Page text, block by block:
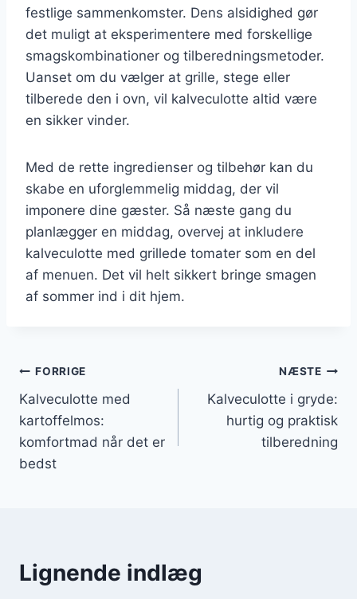
festlige sammenkomster. Dens alsidighed gør
det muligt at eksperimentere med forskellige
smagskombinationer og tilberedningsmetoder.
Uanset om du vælger at grille, stege eller
tilberede den i ovn, vil kalveculotte altid være
en sikker vinder.
Med de rette ingredienser og tilbehør kan du
skabe en uforglemmelig middag, der vil
imponere dine gæster. Så næste gang du
planlægger en middag, overvej at inkludere
kalveculotte med grillede tomater som en del
af menuen. Det vil helt sikkert bringe smagen
af sommer ind i dit hjem.
Indlægsnavigation
FORRIGE
Kalveculotte med
kartoffelmos:
komfortmad når det er
bedst
NÆSTE
Kalveculotte i gryde:
hurtig og praktisk
tilberedning
Lignende indlæg